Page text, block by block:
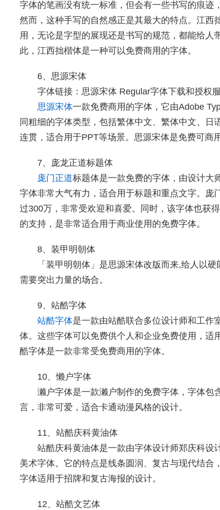
字体的笔画没有统一标准，但会有一些书写的痕迹
然而，这种手写的自然感正是其最大的特点。江西
用，无论是字型的展现还是书写的规范，都能给人
此，江西拙楷体是一种可以免费商用的字体。
6、思源宋体
字体链接： 思源宋体 Regular字体下载和授权
思源宋体一款免费商用的字体，它由Adobe
同粗细的字体类型，包括繁体中文、繁体中文、日
连贯，适合用于PPT等场景。思源宋体是免费可商
7、庞龙正道标题体
庞门正道标题体是一款免费的字体，由设计大
字体非常大气有力，适合用于标题和重点文字。庞
过300万，非常受欢迎和喜爱。同时，该字体也获
的支持，是非常适合用于商业使用的免费字体。
8、装甲明朝体
「装甲明朝体」是思源宋体改版而来,给人以
需要突出力量的场合。
9、站酷字体
站酷字体是一款由站酷联合多位设计师和工作
体。这些字体可以免费供个人和企业免费使用，适
酷字体是一款非常受免费商用的字体。
10、懒户字体
濑户字体是一款濑户制作的免费字体，字体包
言，非常可爱，适合卡通动漫风格的设计。
11、站酷庆科黄油体
站酷庆科黄油体是一款由字体设计师郑庆科设
美术字体。它的特点是线条圆润、复古与现代结合
字体适用于招牌和复古海报的设计。
12、站酷文艺体